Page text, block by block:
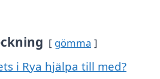
gömma
i Rya hjälpa till med?